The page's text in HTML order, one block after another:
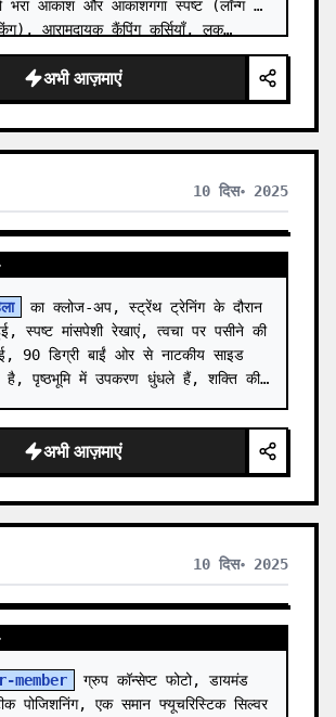
भरा आकाश और आकाशगंगा स्पष्ट (लॉन्ग
आरामदायक कैंपिंग कुर्सियाँ, लक…
अभी आज़माएं
10 दिस॰ 2025
का क्लोज-अप, स्ट्रेंथ ट्रेनिंग के दौरान
स्पष्ट मांसपेशी रेखाएं, त्वचा पर पसीने की
90 डिग्री बाईं ओर से नाटकीय साइड
है, पृष्ठभूमि में उपकरण धुंधले हैं, शक्ति की
अभी आज़माएं
10 दिस॰ 2025
member
ग्रुप कॉन्सेप्ट फोटो, डायमंड
पोजिशनिंग, एक समान फ्यूचरिस्टिक सिल्वर